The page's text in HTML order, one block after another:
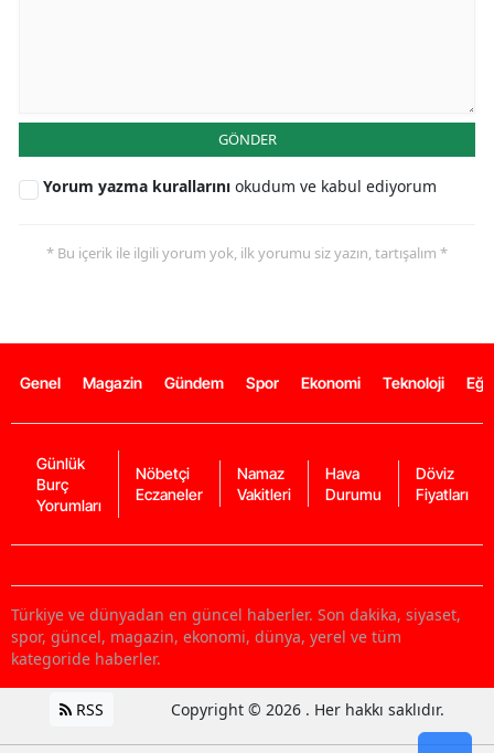
GÖNDER
Yorum yazma kurallarını okudum ve kabul ediyorum
* Bu içerik ile ilgili yorum yok, ilk yorumu siz yazın, tartışalım *
Genel Magazin Gündem Spor Ekonomi Teknoloji
Günlük
Burç
Yorumları
Nöbetçi
Eczaneler
Namaz
Vakitleri
Hava
Durumu
Döviz
Fiyatları
Türkiye ve dünyadan en güncel haberler. Son dakika, siyaset,
spor, güncel, magazin, ekonomi, dünya, yerel ve tüm
kategoride haberler.
RSS Copyright © 2026 . Her hakkı saklıdır.